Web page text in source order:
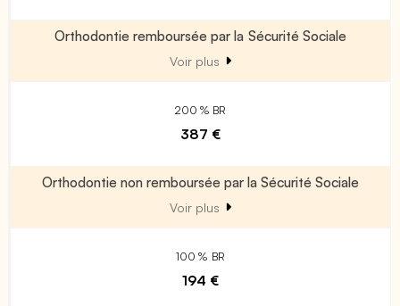
Orthodontie remboursée par la Sécurité Sociale
Voir plus
200 % BR
387 €
Orthodontie non remboursée par la Sécurité Sociale
Voir plus
100 % BR
194 €